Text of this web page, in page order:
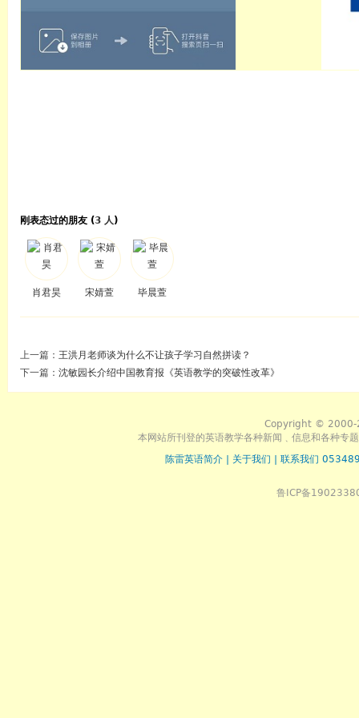
刚表态过的朋友 (3 人)
肖君昊 宋婧萱 毕晨萱
上一篇： 王洪月老师谈为什么不让孩子学习自然拼读？
下一篇： 沈敏园长介绍中国教育报《英语教学的突破性改革》
Copyright © 2000-
本网站所刊登的英语教学各种新闻﹑信息和各种专
陈雷英语简介
关于我们 联系我们
鲁ICP备